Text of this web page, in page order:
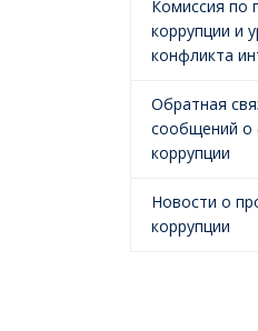
Комиссия по
коррупции и
конфликта
Обратная
сообщений о
коррупции
Новости о
коррупции